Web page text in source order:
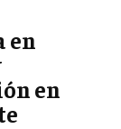
en
en